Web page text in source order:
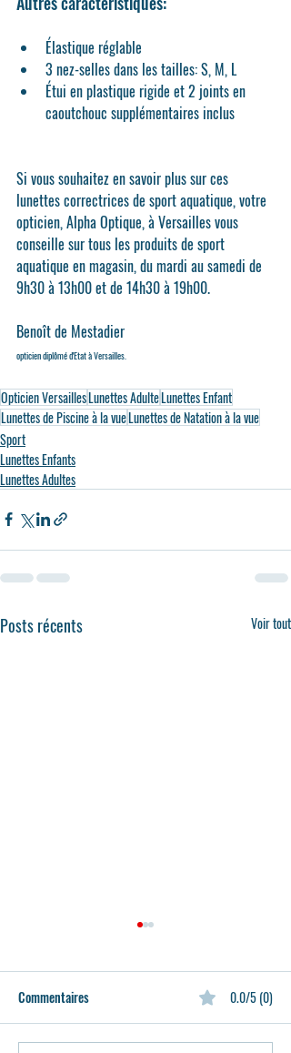
Élastique réglable
3 nez-selles dans les tailles: S, M, L
Étui en plastique rigide et 2 joints en
caoutchouc supplémentaires inclus
Si vous souhaitez en savoir plus sur ces
lunettes correctrices de sport aquatique, votre
opticien, Alpha Optique, à Versailles vous
conseille sur tous les produits de sport
aquatique en magasin, du mardi au samedi de
9h30 à 13h00 et de 14h30 à 19h00.
Benoît de Mestadier
opticien diplômé d'Etat à Versailles.
Opticien VersaillesLunettes AdulteLunettes Enfant
Lunettes de Piscine à la vueLunettes de Natation à la vue
Sport
Lunettes Enfants
Lunettes Adultes
Posts récents Voir tout
Commentaires 0.0/5 (0)